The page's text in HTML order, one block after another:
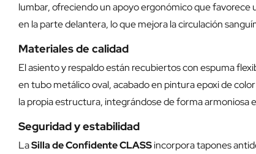
lumbar, ofreciendo un apoyo ergonómico que
en la parte delantera, lo que mejora la circulación
Materiales de calidad
El asiento y respaldo están recubiertos con espuma
en tubo metálico oval, acabado en pintura epoxi de
la propia estructura, integrándose de forma armoniosa
Seguridad y estabilidad
LaSilla de Confidente CLASSincorpora tapones